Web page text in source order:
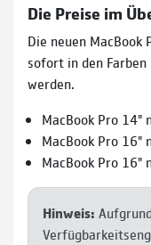
Die Preise im
Die neuen MacBook
sofort in den Farben
werden.
MacBook Pro 14"
MacBook Pro 16"
MacBook Pro 16"
Hinweis: